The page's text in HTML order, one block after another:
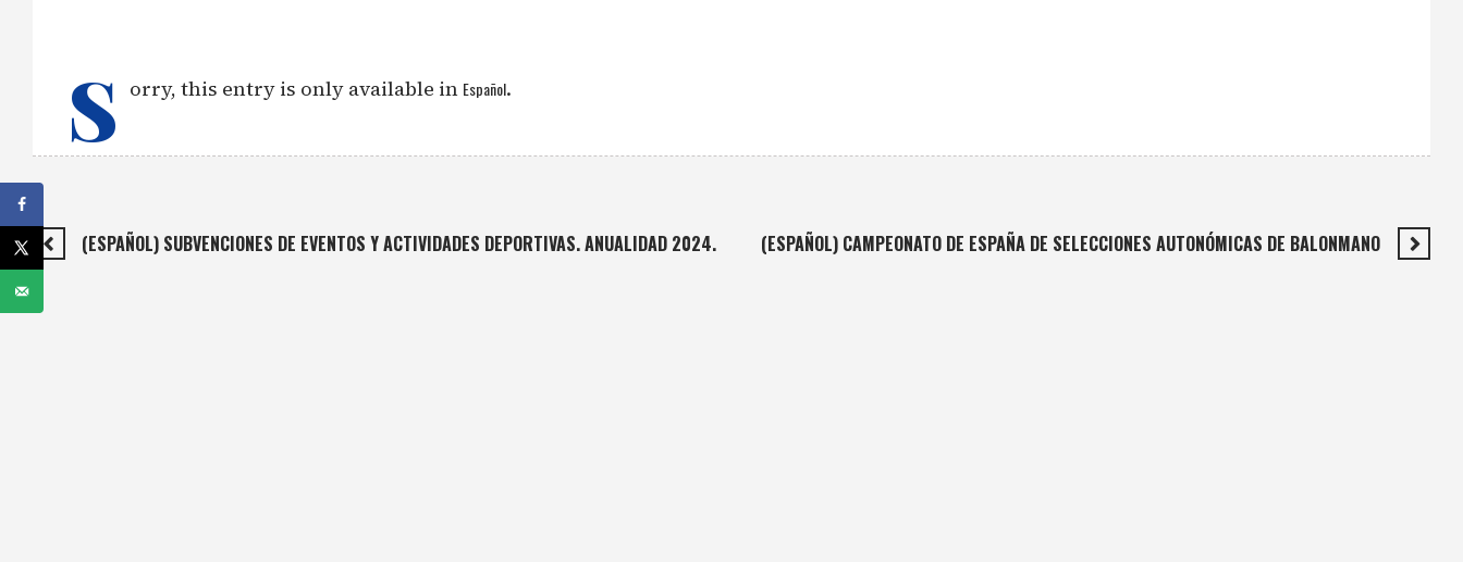
S orry, this entry is only available in Español.
(ESPAÑOL) CAMPEONATO DE ESPAÑA DE SELECCIONES AUTONÓMICAS DE BALONMANO
(ESPAÑOL) SUBVENCIONES DE EVENTOS Y ACTIVIDADES DEPORTIVAS. ANUALIDAD 2024.